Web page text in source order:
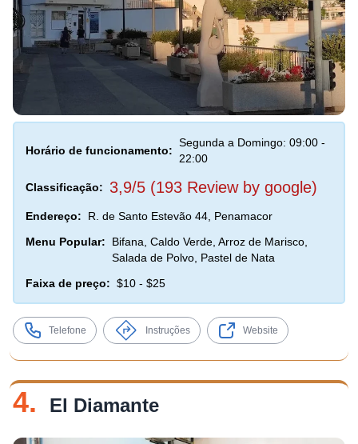
Horário de funcionamento:
Segunda a Domingo: 09:00 -
22:00
Classificação: 3,9/5 (193 Review by google)
Endereço:
R. de Santo Estevão 44, Penamacor
Menu Popular:
Bifana, Caldo Verde, Arroz de Marisco,
Salada de Polvo, Pastel de Nata
Faixa de preço: $10 - $25
Telefone Instruções Website
4. El Diamante